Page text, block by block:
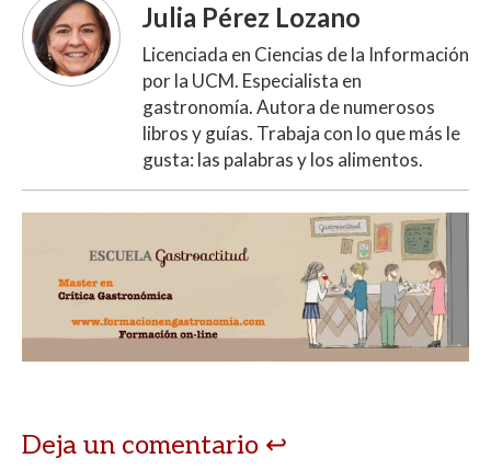
Julia Pérez Lozano
Licenciada en Ciencias de la Información
por la UCM. Especialista en
gastronomía. Autora de numerosos
libros y guías. Trabaja con lo que más le
gusta: las palabras y los alimentos.
Deja un comentario